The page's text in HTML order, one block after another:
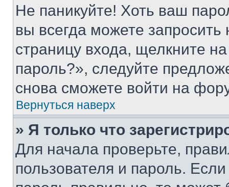
Не паникуйте! Хоть ваш
вы всегда можете
страницу входа, щелкните
пароль?», следуйте
снова сможете войти на
Вернуться наверх
» Я только что
Для начала проверьте,
пользователя и пароль.